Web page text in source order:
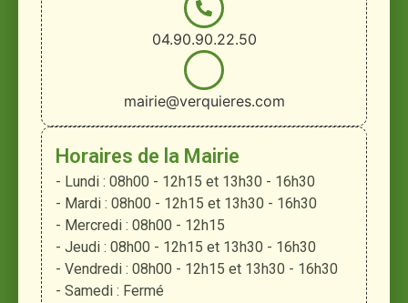
04.90.90.22.50
mairie@verquieres.com
Horaires de la Mairie
- Lundi : 08h00 - 12h15 et 13h30 - 16h30
- Mardi : 08h00 - 12h15 et 13h30 - 16h30
- Mercredi : 08h00 - 12h15
- Jeudi : 08h00 - 12h15 et 13h30 - 16h30
- Vendredi : 08h00 - 12h15 et 13h30 - 16h30
- Samedi : Fermé